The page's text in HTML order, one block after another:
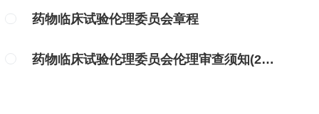
药物临床试验伦理委员会章程
药物临床试验伦理委员会伦理审查须知(2026年6月22日更新)